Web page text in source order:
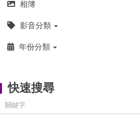
相簿
影音分類
年份分類
快速搜尋